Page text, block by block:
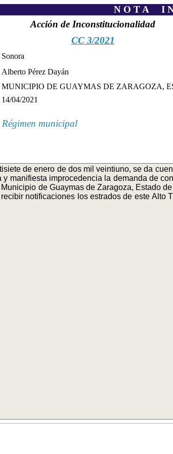
N O T A I N
Acción de Inconstitucionalidad
CC 3/2021
Sonora
Alberto Pérez Dayán
MUNICIPIO DE GUAYMAS DE ZARAGOZA,
14/04/2021
Régimen municipal